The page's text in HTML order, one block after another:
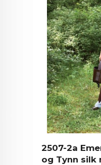
2507-2a
og Tynn silk